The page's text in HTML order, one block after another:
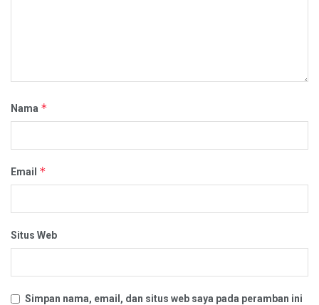
Nama *
Email *
Situs Web
Simpan nama, email, dan situs web saya pada peramban ini